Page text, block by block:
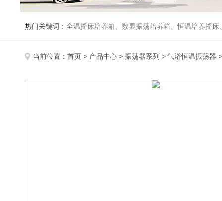
热门关键词： 全温摇床培养箱、数显振荡培养箱、恒温培养摇
当前位置： 首页 > 产品中心 > 振荡器系列 > 气浴恒温振荡器